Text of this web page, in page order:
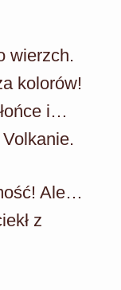
wierzch.
kolorów!
i…
Ale…
z